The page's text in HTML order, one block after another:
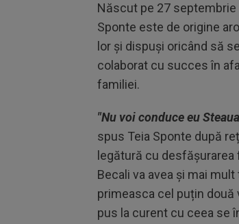
Născut pe 27 septembrie
Sponte este de origine
lor și dispuşi oricând să
colaborat cu succes în
familiei.
"Nu voi conduce eu
spus Teia Sponte după
legătură cu desfășurarea
Becali va avea și mai
primeasca cel puțin două
pus la curent cu ceea se